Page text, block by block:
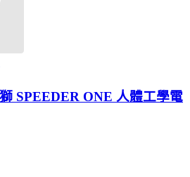
SPEEDER ONE 人體工學電